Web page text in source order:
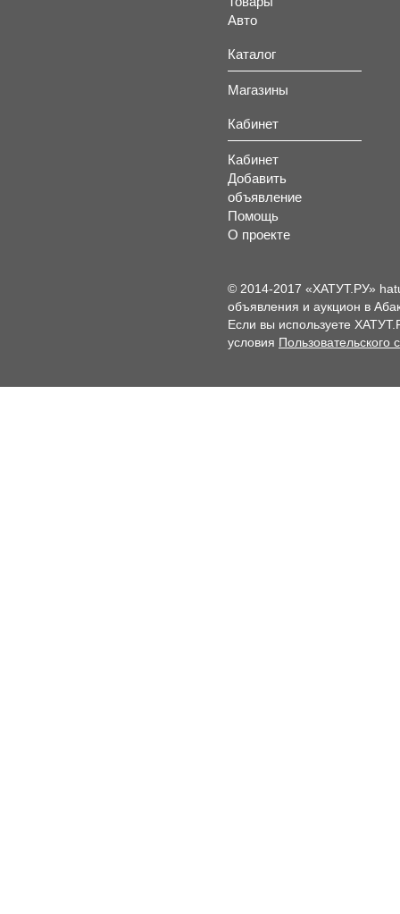
Авто
Каталог
Магазины
Кабинет
Кабинет
Добавить
объявление
Помощь
О проекте
© 2014-2017 «ХАТУТ.РУ»
объявления и аукцион в
Если вы используете
условия Пользовательского